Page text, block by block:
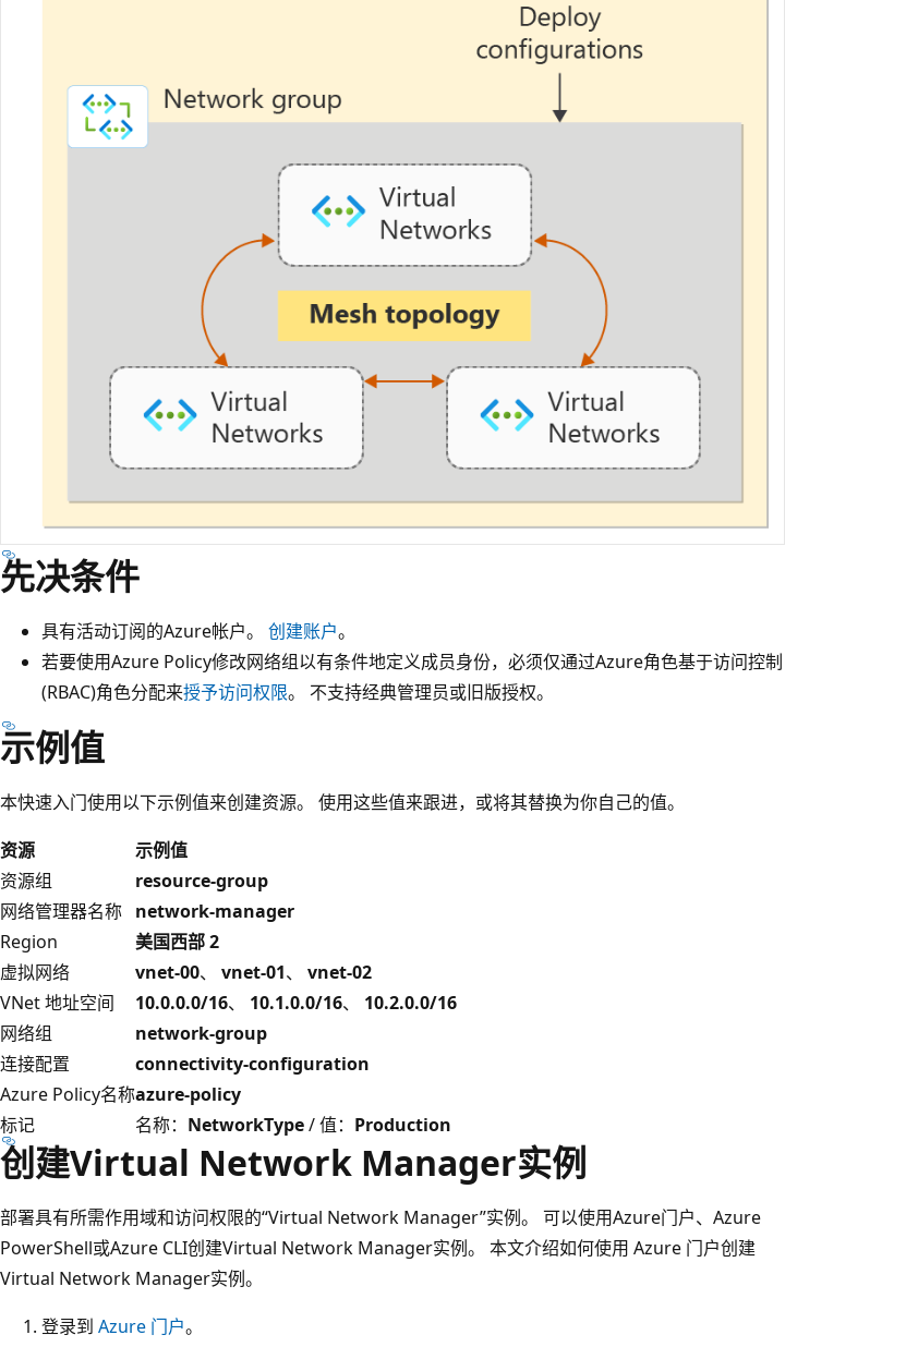
先决条件
具有活动订阅的Azure帐户。 创建账户。
若要使用Azure Policy修改网络组以有条件地定义成员身份，必须仅通过Azure角色基于访问控制
(RBAC)角色分配来授予访问权限。 不支持经典管理员或旧版授权。
示例值
本快速入门使用以下示例值来创建资源。 使用这些值来跟进，或将其替换为你自己的值。
资源
示例值
资源组
resource-group
网络管理器名称 network-manager
Region
美国西部 2
虚拟网络
vnet-00、 vnet-01、 vnet-02
VNet 地址空间
10.0.0.0/16、 10.1.0.0/16、 10.2.0.0/16
网络组
network-group
连接配置
connectivity-configuration
Azure Policy名称azure-policy
标记
名称： NetworkType/ 值： Production
创建Virtual Network Manager实例
部署具有所需作用域和访问权限的“Virtual Network Manager”实例。 可以使用Azure门户、Azure
PowerShell或Azure CLI创建Virtual Network Manager实例。 本文介绍如何使用 Azure 门户创建
Virtual Network Manager实例。
登录到 Azure 门户。